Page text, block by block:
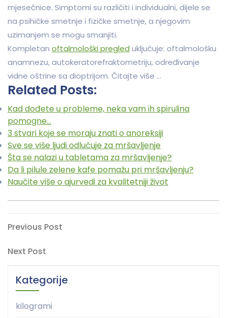
mjesečnice. Simptomi su različiti i individualni, dijele se
na psihičke smetnje i fizičke smetnje, a njegovim
uzimanjem se mogu smanjiti.
Kompletan oftalmološki pregled uključuje: oftalmološku
anamnezu, autokeratorefraktometriju, određivanje
vidne oštrine sa dioptrijom. Čitajte više …
Related Posts:
Kad dođete u probleme, neka vam ih spirulina
pomogne…
3 stvari koje se moraju znati o anoreksiji
Sve se više ljudi odlučuje za mršavljenje
Šta se nalazi u tabletama za mršavljenje?
Da li pilule zelene kafe pomažu pri mršavljenju?
Naučite više o ajurvedi za kvalitetniji život
Navigacija
objava
Previous
Previous Post
Next
Next Post
Kategorije
kilogrami